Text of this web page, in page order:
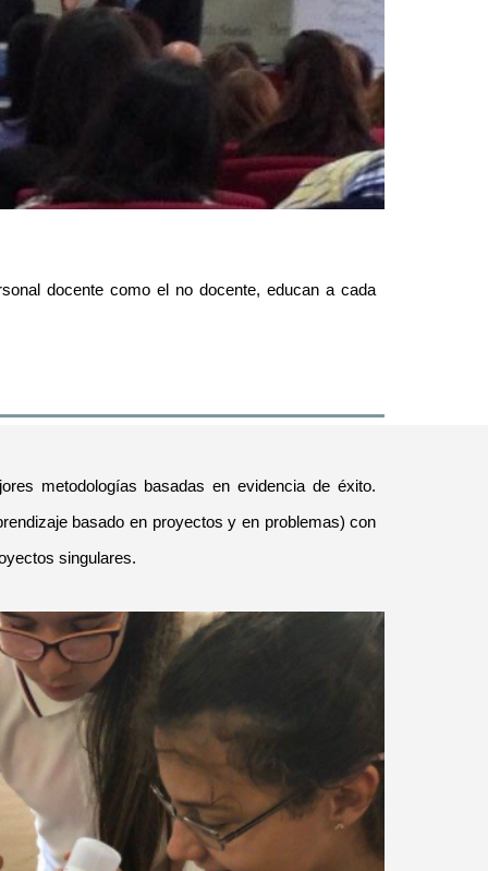
docente como el no docente, educan a cada
metodologías basadas en evidencia de éxito.
basado en proyectos y en problemas) con
singulares.